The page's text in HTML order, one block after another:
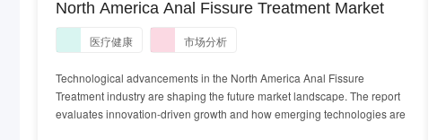
North America Anal Fissure Treatment Market
医疗健康 市场分析
Technological advancements in the North America Anal Fissure
Treatment industry are shaping the future market landscape. The report
evaluates innovation-driven growth and how emerging technologies are